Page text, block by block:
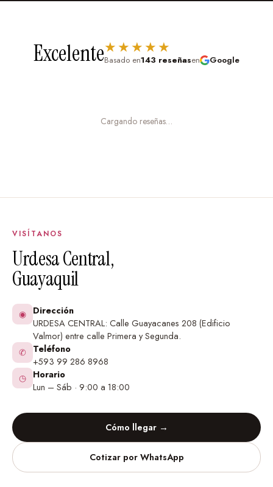
Excelente★★★★★
Basado en143 reseñasen Google
Cargando reseñas…
VISÍTANOS
Urdesa Central,
Guayaquil
◉ Dirección
URDESA CENTRAL: Calle Guayacanes 208 (Edificio
Valmor) entre calle Primera y Segunda.
✆
Teléfono
+593 99 286 8968
◷ Horario
Lun – Sáb · 9:00 a 18:00
Cómo llegar →
Cotizar por WhatsApp
Vinilos Decorativos